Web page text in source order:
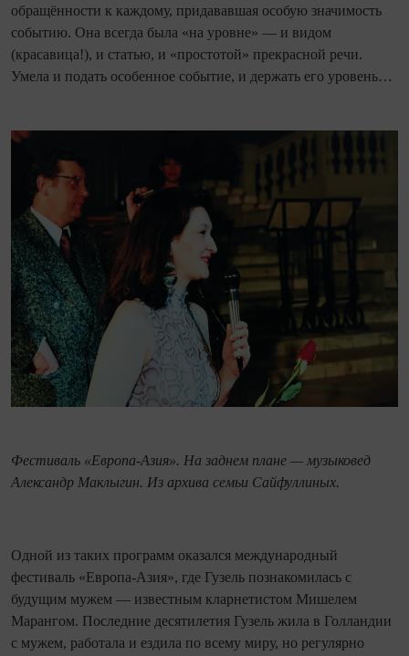
обращённости к каждому, придававшая особую значимость
событию. Она всегда была «на уровне» — и видом
(красавица!), и статью, и «простотой» прекрасной речи.
Умела и подать особенное событие, и держать его уровень…
Фестиваль «Европа-Азия». На заднем плане — музыковед
Александр Маклыгин. Из архива семьи Сайфуллиных.
Одной из таких программ оказался международный
фестиваль «Европа-Азия», где Гузель познакомилась с
будущим мужем — известным кларнетистом Мишелем
Марангом. Последние десятилетия Гузель жила в Голландии
с мужем, работала и ездила по всему миру, но регулярно